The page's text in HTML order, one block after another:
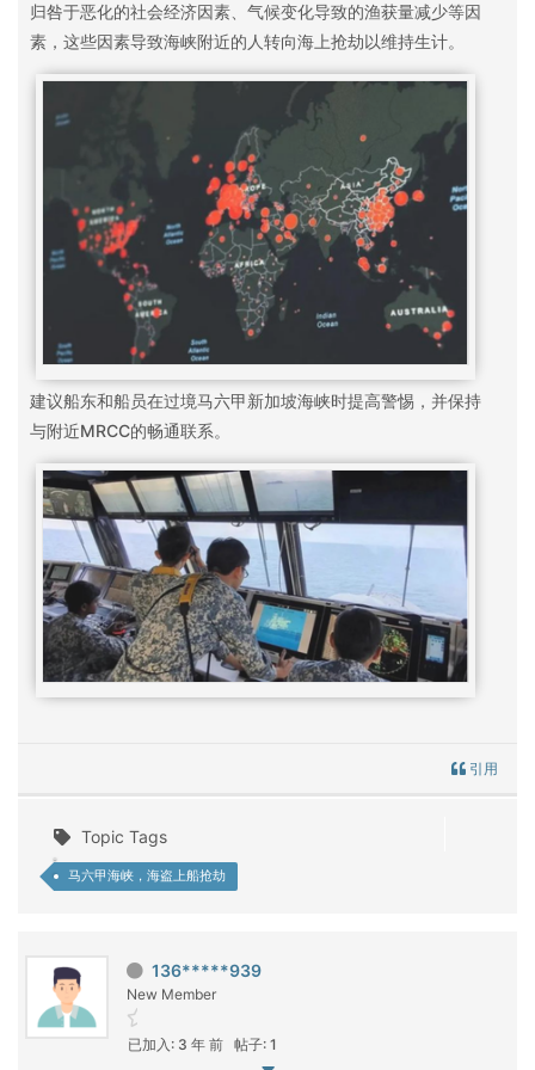
归咎于恶化的社会经济因素、气候变化导致的渔获量减少等因
素，这些因素导致海峡附近的人转向海上抢劫以维持生计。
建议船东和船员在过境马六甲新加坡海峡时提高警惕，并保持
与附近MRCC的畅通联系。
引用
Topic Tags
马六甲海峡，海盗上船抢劫
136*****939
New Member
已加入: 3 年 前 帖子: 1